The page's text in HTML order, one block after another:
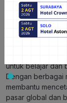
Tiket pesawat
Biaya darurat
Program IISMA
yang
untuk belajar dan
Dengan berbagai
membantu
pasar global dan